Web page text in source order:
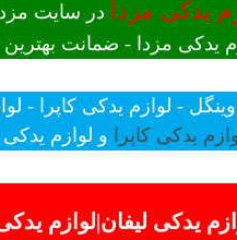
یدکی مزدا در سایت
یدکی مزدا - ضمانت بهترین
- لوازم یدکی کاپرا -
یدکی کاپرا و لوازم
یدکی لیفان|لوازم